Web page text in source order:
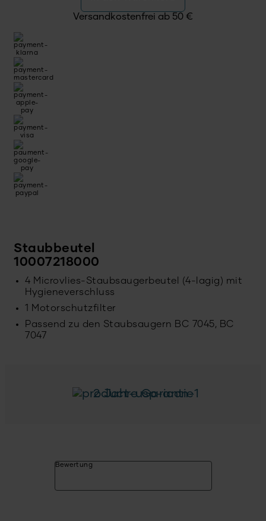
Versandkostenfrei ab 50€
Staubbeutel
10007218000
4 Microvlies-Staubsaugerbeutel (4-lagig) mit
Hygieneverschluss
1 Motorschutzfilter
Passend zu den Staubsaugern BC 7045, BC
7047
2 Jahre Garantie
Bewertung